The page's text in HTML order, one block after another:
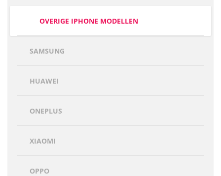
OVERIGE IPHONE MODELLEN
SAMSUNG
HUAWEI
ONEPLUS
XIAOMI
OPPO